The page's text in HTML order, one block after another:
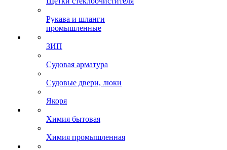
Рукава и шланги
промышленные
ЗИП
Судовая арматура
Судовые двери, люки
Якоря
Химия бытовая
Химия промышленная